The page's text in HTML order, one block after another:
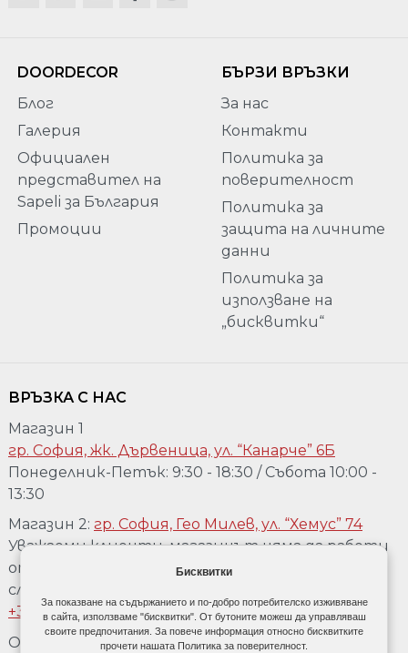
DOORDECOR
Блог
Галерия
Официален
представител на
Sapeli за България
Промоции
БЪРЗИ ВРЪЗКИ
За нас
Контакти
Политика за
поверителност
Политика за
защита на личните
данни
Политика за
използване на
„бисквитки“
ВРЪЗКА С НАС
Магазин 1
гр. София, жк. Дървеница, ул. “Канарче” 6Б
Понеделник-Петък: 9:30 - 18:30 / Събота 10:00 -
13:30
Магазин 2: гр. София, Гео Милев, ул. “Хемус” 74
Уважаеми клиенти, магазинът няма да работи
от 04.08 до 17.08. Ако желаете да го посетете,
след предварително обаждане на телефон:
+359 889 918 967
Обадете се:+359 889 918 967
Бисквитки
За показване на съдържанието и по-добро потребителско изживяване
в сайта, използваме "бисквитки". От бутоните можеш да управляваш
своите предпочитания. За повече информация относно бисквитките
прочети нашата Политика за поверителност.